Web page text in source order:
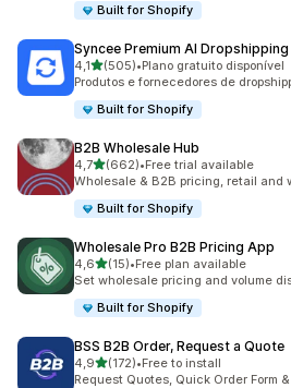
Built for Shopify
Syncee Premium AI Dropshipping
4,1de 5 estrelas
(505)
505 total de avaliações
•Plano gratuito disponível
Produtos e fornecedores de
Built for Shopify
B2B Wholesale Hub
4,7de 5 estrelas
(662)
662 total de avaliações
•Free trial available
Wholesale & B2B pricing, retail and
Built for Shopify
Wholesale Pro B2B Pricing App
4,6de 5 estrelas
(15)
15 total de avaliações
•Free plan available
Set wholesale pricing and volume
Built for Shopify
BSS B2B Order, Request a Quote
4,9de 5 estrelas
(172)
172 total de avaliações
•Free to install
Request Quotes, Quick Order Form